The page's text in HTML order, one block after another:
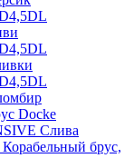
Docke
Слива
брус,